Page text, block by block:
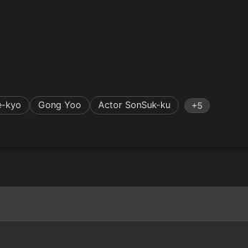
kyo Gong Yoo Actor SonSuk-ku +5